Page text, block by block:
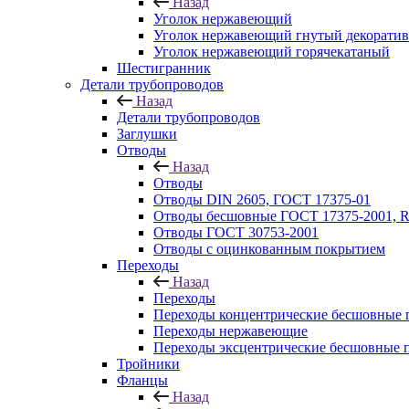
Уголок нержавеющий
Уголок нержавеющий гнутый
Уголок нержавеющий горячекатаный
Шестигранник
Детали трубопроводов
Назад
Детали трубопроводов
Заглушки
Отводы
Назад
Отводы
Отводы DIN 2605, ГОСТ 17375-01
Отводы бесшовные ГОСТ 17375-2001,
Отводы ГОСТ 30753-2001
Отводы с оцинкованным покрытием
Переходы
Назад
Переходы
Переходы концентрические бесшовные
Переходы нержавеющие
Переходы эксцентрические бесшовные
Тройники
Фланцы
Назад